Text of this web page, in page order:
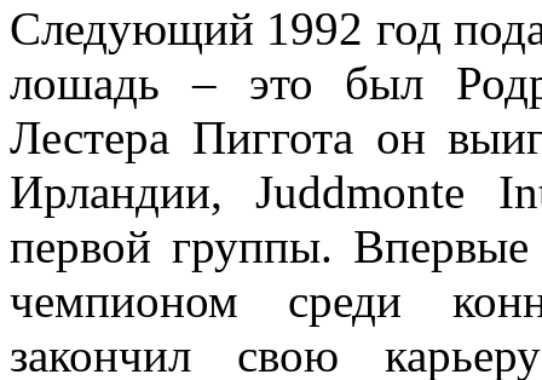
Следующий 1992 год
лошадь – это был
Лестера Пиггота он
Ирландии, Juddmonte
первой группы.
чемпионом среди
закончил свою